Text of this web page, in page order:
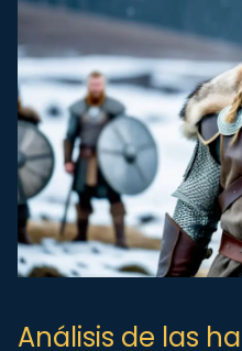
Análisis de las